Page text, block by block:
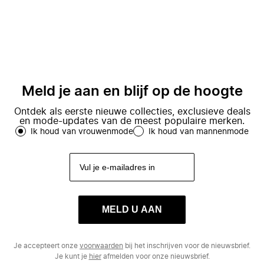
Meld je aan en blijf op de hoogte
Ontdek als eerste nieuwe collecties, exclusieve deals
en mode-updates van de meest populaire merken.
Ik houd van vrouwenmode Ik houd van mannenmode
MELD U AAN
Je accepteert onze voorwaarden bij het inschrijven voor de nieuwsbrief.
Je kunt je hierafmelden voor onze nieuwsbrief.